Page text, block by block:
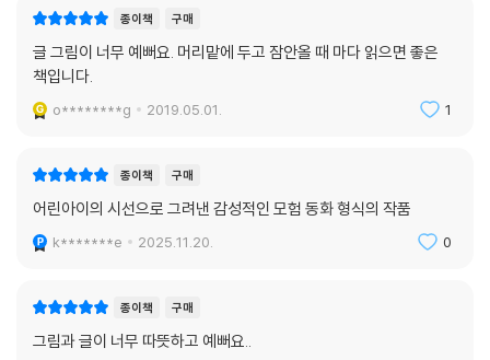
종이책 구매
글 그림이 너무 예뻐요. 머리맡에 두고 잠안올 때 마다 읽으면 좋은
책입니다.
o********g 2019.05.01. 1
종이책 구매
어린아이의 시선으로 그려낸 감성적인 모험 동화 형식의 작품
k*******e 2025.11.20. 0
종이책 구매
그림과 글이 너무 따뜻하고 예뻐요..